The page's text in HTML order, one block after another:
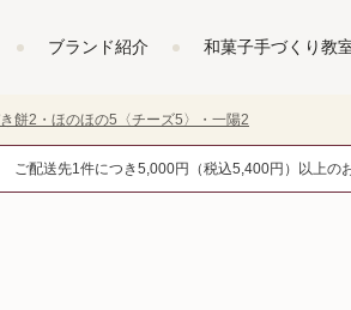
ブランド紹介 和菓子手づくり教
餅2・ほのほの5〈チーズ5〉・一陽2
ご配送先1件につき5,000円（税込5,400円）以上